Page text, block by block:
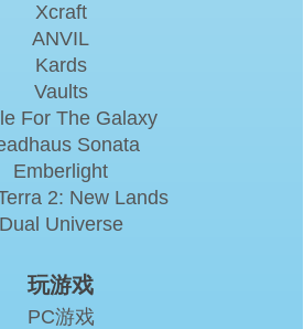
Xcraft
ANVIL
Kards
Vaults
For The Galaxy
Sonata
Emberlight
2: New Lands
Dual Universe
玩游戏
PC游戏